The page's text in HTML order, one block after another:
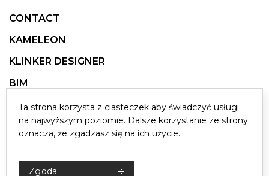
CONTACT
KAMELEON
KLINKER DESIGNER
BIM
© 2026 KING KLINKER. TOUS DROITS RÉSERVÉS
CONCEPTION ET MISE EN ŒUVRE: ZJEDNOCZENIE
Ta strona korzysta z ciasteczek aby świadczyć usługi
na najwyższym poziomie. Dalsze korzystanie ze strony
oznacza, że zgadzasz się na ich użycie.
Zgoda